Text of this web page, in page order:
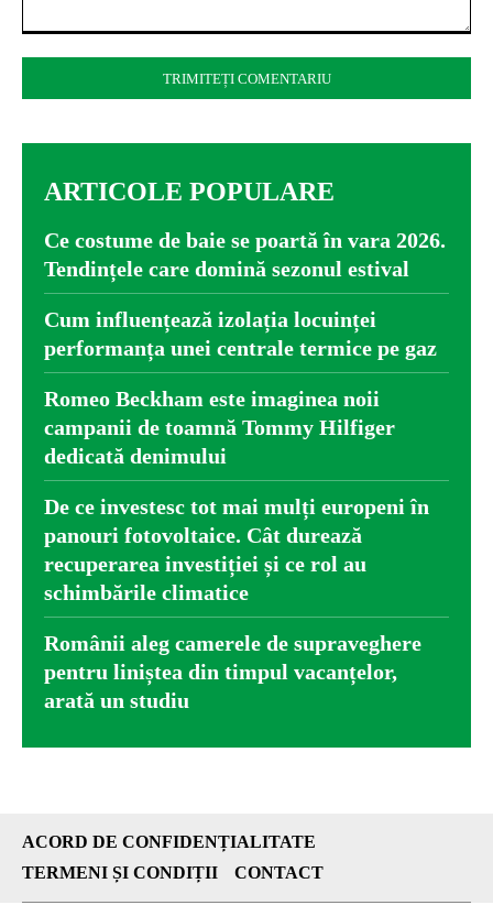
ARTICOLE POPULARE
Ce costume de baie se poartă în vara 2026.
Tendințele care domină sezonul estival
Cum influențează izolația locuinței
performanța unei centrale termice pe gaz
Romeo Beckham este imaginea noii
campanii de toamnă Tommy Hilfiger
dedicată denimului
De ce investesc tot mai mulți europeni în
panouri fotovoltaice. Cât durează
recuperarea investiției și ce rol au
schimbările climatice
Românii aleg camerele de supraveghere
pentru liniștea din timpul vacanțelor,
arată un studiu
ACORD DE CONFIDENȚIALITATE
TERMENI ȘI CONDIȚII
CONTACT